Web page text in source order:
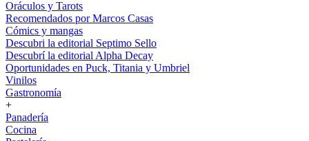
Oráculos y Tarots
Recomendados por Marcos Casas
Cómics y mangas
Descubri la editorial Septimo Sello
Descubrí la editorial Alpha Decay
Oportunidades en Puck, Titania y Umbriel
Vinilos
Gastronomía
+
Panadería
Cocina